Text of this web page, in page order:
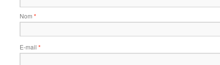
Nom *
E-mail *